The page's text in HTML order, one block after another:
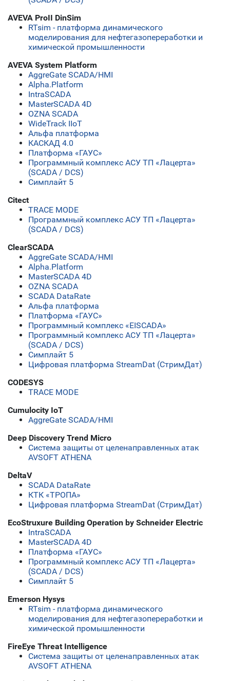
AVEVA ProII DinSim
RTsim - платформа динамического
моделирования для нефтегазопереработки и
химической промышленности
AVEVA System Platform
AggreGate SCADA/HMI
Alpha.Platform
IntraSCADA
MasterSCADA 4D
OZNA SCADA
WideTrack IIoT
Альфа платформа
КАСКАД 4.0
Платформа «ГАУС»
Программный комплекс АСУ ТП «Лацерта»
(SCADA / DCS)
Симплайт 5
Citect
TRACE MODE
Программный комплекс АСУ ТП «Лацерта»
(SCADA / DCS)
ClearSCADA
AggreGate SCADA/HMI
Alpha.Platform
MasterSCADA 4D
OZNA SCADA
SCADA DataRate
Альфа платформа
Платформа «ГАУС»
Программный комплекс «EISCADA»
Программный комплекс АСУ ТП «Лацерта»
(SCADA / DCS)
Симплайт 5
Цифровая платформа StreamDat (СтримДат)
CODESYS
TRACE MODE
Cumulocity IoT
AggreGate SCADA/HMI
Deep Discovery Trend Micro
Система защиты от целенаправленных атак
AVSOFT ATHENA
DeltaV
SCADA DataRate
КТК «ТРОПА»
Цифровая платформа StreamDat (СтримДат)
EcoStruxure Building Operation by Schneider Electric
IntraSCADA
MasterSCADA 4D
Платформа «ГАУС»
Программный комплекс АСУ ТП «Лацерта»
(SCADA / DCS)
Симплайт 5
Emerson Hysys
RTsim - платформа динамического
моделирования для нефтегазопереработки и
химической промышленности
FireEye Threat Intelligence
Система защиты от целенаправленных атак
AVSOFT ATHENA